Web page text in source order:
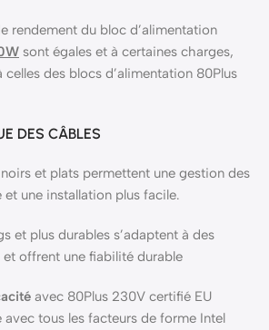
rendement du bloc d’alimentation
sont égales et à certaines charges,
celles des blocs d’alimentation 80Plus
DES CÂBLES
et plats permettent une gestion des
une installation plus facile.
et plus durables s’adaptent à des
offrent une fiabilité durable
avec 80Plus 230V certifié EU
tous les facteurs de forme Intel